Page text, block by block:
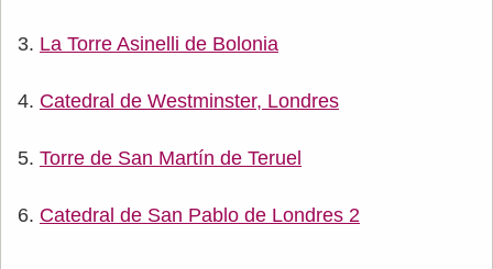
La Torre Asinelli de Bolonia
Catedral de Westminster, Londres
Torre de San Martín de Teruel
Catedral de San Pablo de Londres 2